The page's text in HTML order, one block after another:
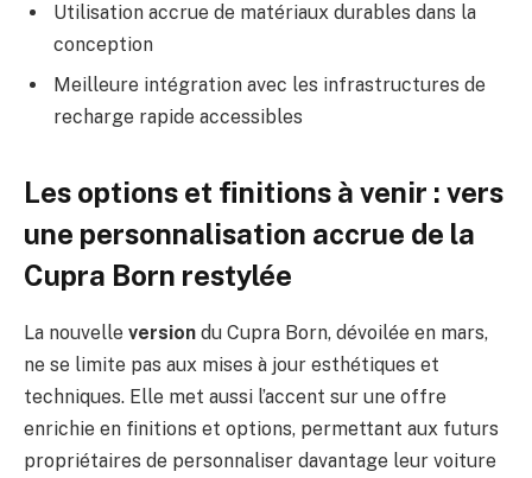
Utilisation accrue de matériaux durables dans la
conception
Meilleure intégration avec les infrastructures de
recharge rapide accessibles
Les options et finitions à venir : vers
une personnalisation accrue de la
Cupra Born restylée
La nouvelle version du Cupra Born, dévoilée en mars,
ne se limite pas aux mises à jour esthétiques et
techniques. Elle met aussi l’accent sur une offre
enrichie en finitions et options, permettant aux futurs
propriétaires de personnaliser davantage leur voiture